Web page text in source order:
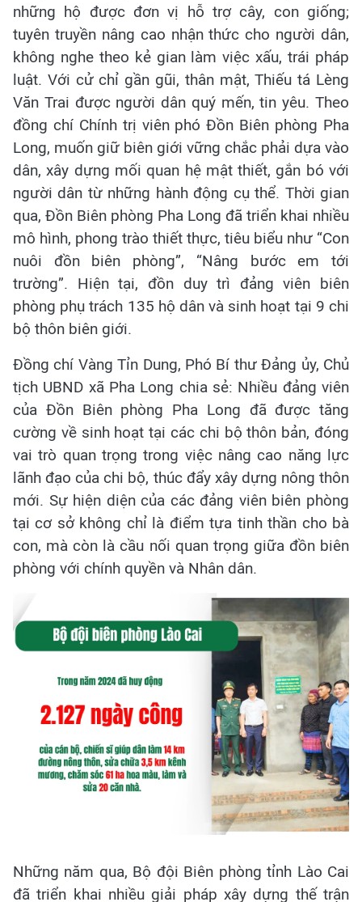
những hộ được đơn vị hỗ trợ cây, con giống;
tuyên truyền nâng cao nhận thức cho người dân,
không nghe theo kẻ gian làm việc xấu, trái pháp
luật. Với cử chỉ gần gũi, thân mật, Thiếu tá Lèng
Văn Trai được người dân quý mến, tin yêu. Theo
đồng chí Chính trị viên phó Đồn Biên phòng Pha
Long, muốn giữ biên giới vững chắc phải dựa vào
dân, xây dựng mối quan hệ mật thiết, gắn bó với
người dân từ những hành động cụ thể. Thời gian
qua, Đồn Biên phòng Pha Long đã triển khai nhiều
mô hình, phong trào thiết thực, tiêu biểu như “Con
nuôi đồn biên phòng”, “Nâng bước em tới
trường”. Hiện tại, đồn duy trì đảng viên biên
phòng phụ trách 135 hộ dân và sinh hoạt tại 9 chi
bộ thôn biên giới.
Đồng chí Vàng Tỉn Dung, Phó Bí thư Đảng ủy, Chủ
tịch UBND xã Pha Long chia sẻ: Nhiều đảng viên
của Đồn Biên phòng Pha Long đã được tăng
cường về sinh hoạt tại các chi bộ thôn bản, đóng
vai trò quan trọng trong việc nâng cao năng lực
lãnh đạo của chi bộ, thúc đẩy xây dựng nông thôn
mới. Sự hiện diện của các đảng viên biên phòng
tại cơ sở không chỉ là điểm tựa tinh thần cho bà
con, mà còn là cầu nối quan trọng giữa đồn biên
phòng với chính quyền và Nhân dân.
Những năm qua, Bộ đội Biên phòng tỉnh Lào Cai
đã triển khai nhiều giải pháp xây dựng thế trận